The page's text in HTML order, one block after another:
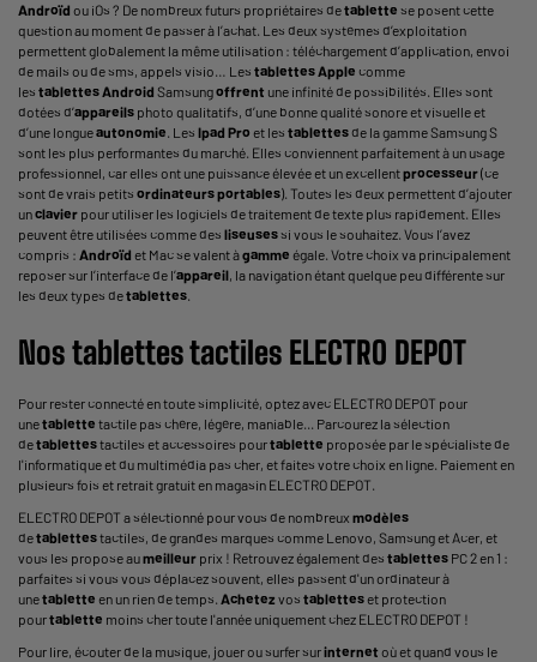
Androïd ou iOs ? De nombreux futurs propriétaires detablette se posent cette
question au moment de passer à l’achat. Les deux systèmes d’exploitation
permettent globalement la même utilisation : téléchargement d’application, envoi
de mails ou de sms, appels visio… Les tablettesApple comme
les tablettesAndroid Samsungoffrent une infinité de possibilités. Elles sont
dotées d’appareils photo qualitatifs, d’une bonne qualité sonore et visuelle et
d’une longueautonomie. Les Ipad Pro et les tablettesde la gamme Samsung S
sont les plus performantes du marché. Elles conviennent parfaitement à un usage
professionnel, car elles ont une puissance élevée et un excellentprocesseur(ce
sont de vrais petits ordinateurs portables). Toutes les deux permettent d’ajouter
unclavier pour utiliser les logiciels de traitement de texte plus rapidement. Elles
peuvent être utilisées comme des liseusessi vous le souhaitez. Vous l’avez
compris : Androïd et Mac se valent àgamme égale. Votre choix va principalement
reposer sur l’interface de l’appareil, la navigation étant quelque peu différente sur
les deux types detablettes.
Nostablettestactiles ELECTRO DEPOT
Pour rester connecté en toute simplicité, optez avec ELECTRO DEPOT pour
unetablette tactile pas chère, légère, maniable... Parcourez la sélection
detablettestactiles et accessoires pourtablette proposée par le spécialiste de
l'informatique et du multimédia pas cher, et faites votre choix en ligne. Paiement en
plusieurs fois et retrait gratuit en magasin ELECTRO DEPOT.
ELECTRO DEPOT a sélectionné pour vous de nombreux modèles
detablettestactiles, de grandes marques comme Lenovo, Samsung et Acer, et
vous les propose aumeilleur prix ! Retrouvez également des tablettes PC 2 en 1 :
parfaites si vous vous déplacez souvent, elles passent d'un ordinateur à
unetablette en un rien de temps. Achetez vos tabletteset protection
pourtablette moins cher toute l'année uniquement chez ELECTRO DEPOT !
Pour lire, écouter de la musique, jouer ou surfer surinternet où et quand vous le